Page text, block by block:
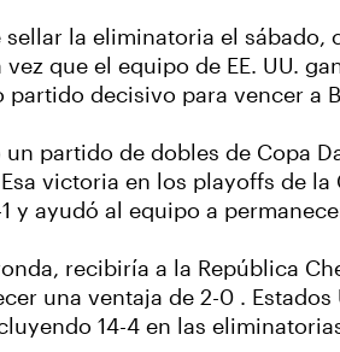
la eliminatoria el
que el equipo de EE. UU.
decisivo para vencer a
partido de dobles de Copa
victoria en los playoffs de
y ayudó al equipo a
recibiría a la República
una ventaja de 2-0 .
14-4 en las